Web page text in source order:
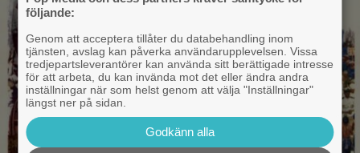
följande:
Genom att acceptera tillåter du databehandling inom
tjänsten, avslag kan påverka användarupplevelsen. Vissa
tredjepartsleverantörer kan använda sitt berättigade intresse
för att arbeta, du kan invända mot det eller ändra andra
inställningar när som helst genom att välja "Inställningar"
längst ner på sidan.
Godkänn alla